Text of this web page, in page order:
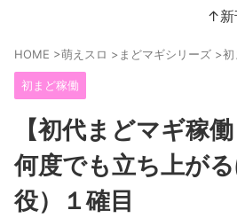
↑新
HOME >萌えスロ >まどマギシリーズ >初
初まど稼働
【初代まどマギ稼
何度でも立ち上が
役）１確目